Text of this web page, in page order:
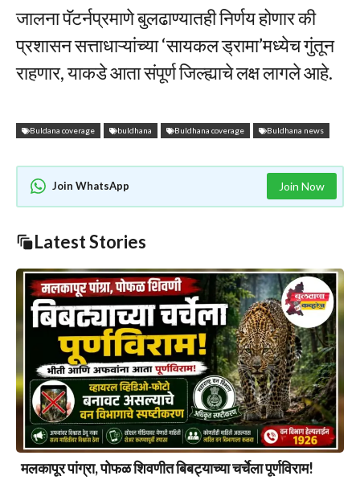
जालना पॅटर्नप्रमाणे बुलढाण्यातही निर्णय होणार की
प्रशासन सत्ताधाऱ्यांच्या ‘सायकल ड्रामा’मध्येच गुंतून
राहणार, याकडे आता संपूर्ण जिल्ह्याचे लक्ष लागले आहे.
Buldana coverage buldhana Buldhana coverage Buldhana news
Join WhatsApp Join Now
Latest Stories
मलकापूर पांग्रा, पोफळ शिवणीत बिबट्याच्या चर्चेला पूर्णविराम!